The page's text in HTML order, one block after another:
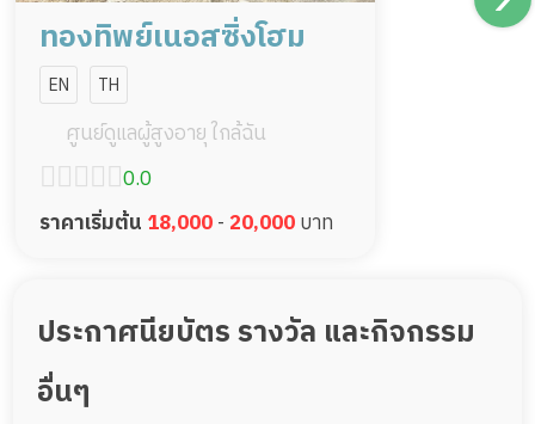
ทองทิพย์เนอสซิ่งโฮม
EN TH
ศูนย์ดูแลผู้สูงอายุ ใกล้ฉัน
0.0
ราคาเริ่มต้น 18,000- 20,000บาท
ประกาศนียบัตร รางวัล และกิจกรรม
อื่นๆ